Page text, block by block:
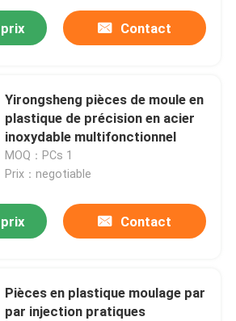
Contact
Yirongsheng pièces de moule en
plastique de précision en acier
inoxydable multifonctionnel
MOQ：PCs 1
Prix：negotiable
Contact
Pièces en plastique moulage par
par injection pratiques